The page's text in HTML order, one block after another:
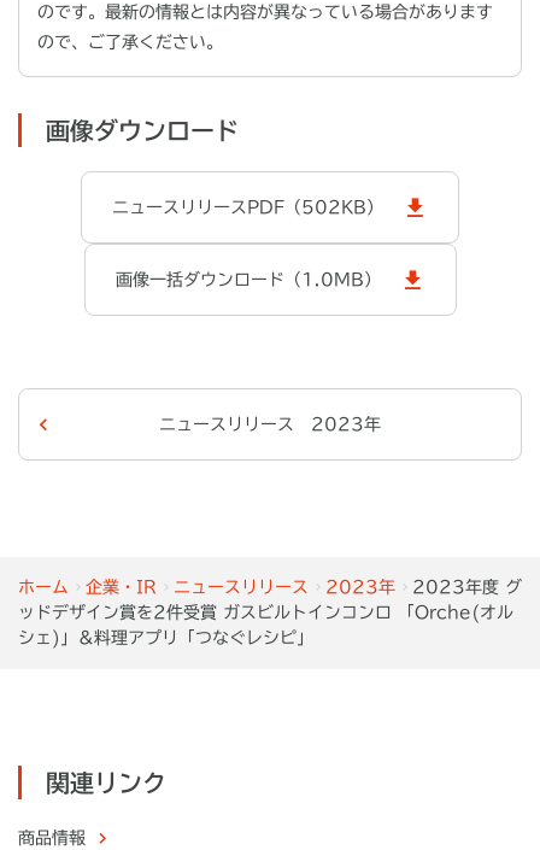
ホーム 企業・IR ニュースリリース 2023年
2023年度 グ
ッドデザイン賞を2件受賞 ガスビルトインコンロ 「Orche(オル
シェ)」＆料理アプリ「つなぐレシピ」
のです。最新の情報とは内容が異なっている場合があります
ので、ご了承ください。
画像ダウンロード
ニュースリリースPDF（502KB）
画像一括ダウンロード（1.0MB）
ニュースリリース 2023年
関連リンク
商品情報